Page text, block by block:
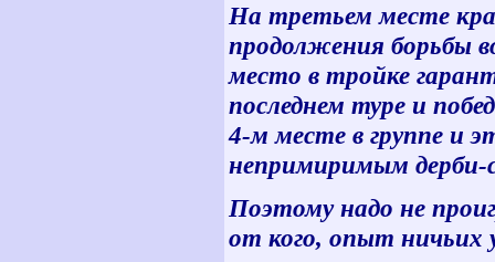
На третьем месте
продолжения борьбы
место в тройке
последнем туре и
4-м месте в группе и
непримиримым дерби-
Поэтому надо не
от кого, опыт ничьих